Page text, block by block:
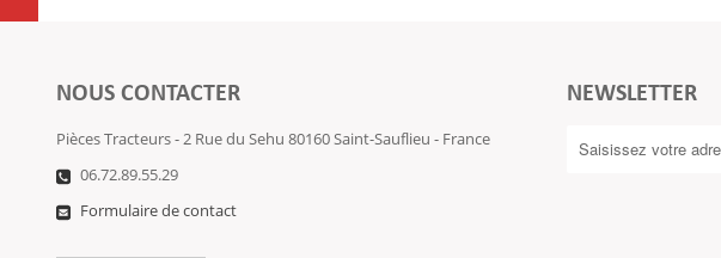
NOUS CONTACTER
Pièces Tracteurs - 2 Rue du Sehu 80160 Saint-Sauflieu - France
06.72.89.55.29
Formulaire de contact
NEWSLETTER